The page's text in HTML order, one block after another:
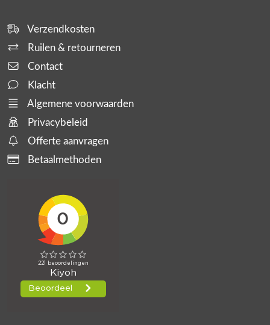
Verzendkosten
Ruilen & retourneren
Contact
Klacht
Algemene voorwaarden
Privacybeleid
Offerte aanvragen
Betaalmethoden